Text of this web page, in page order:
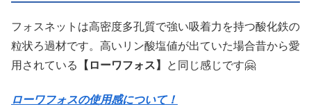
フォスネットは高密度多孔質で強い吸着力を持つ酸化鉄の
粒状ろ過材です。高いリン酸塩値が出ていた場合昔から愛
用されている
【ローワフォス】 と同じ感じです🤗
ローワフォスの使用感について！